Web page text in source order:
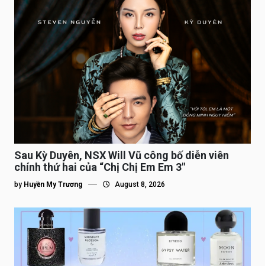
Sau Kỳ Duyên, NSX Will Vũ công bố diễn viên
chính thứ hai của “Chị Chị Em Em 3″
by Huyền My Trương August 8, 2026